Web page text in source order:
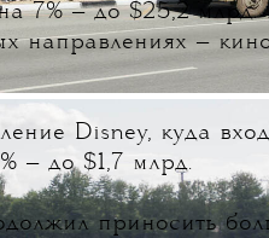
7% — до $25,2 млрд.
направлениях —
Disney, куда
— до $1,7 млрд.
приносить